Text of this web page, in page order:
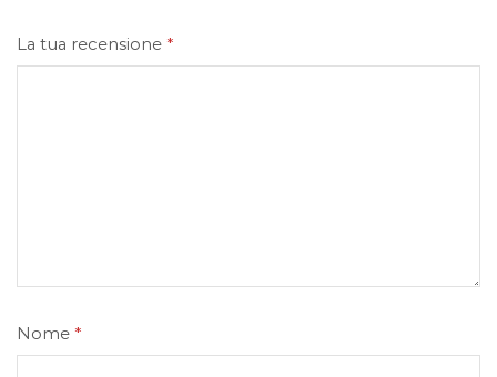
La tua recensione *
Nome *